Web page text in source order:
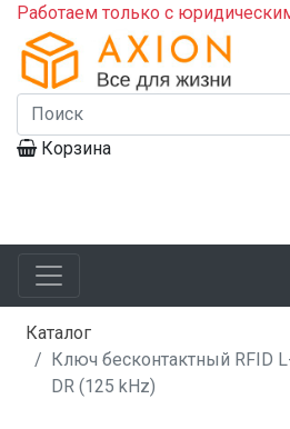
Работаем только с
Корзина
Каталог
Ключ бесконтактный RFID
DR (125 kHz)